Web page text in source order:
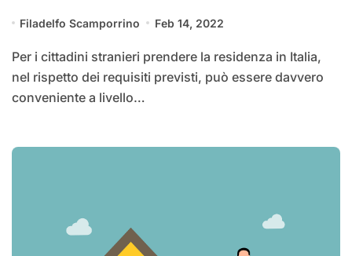
Filadelfo Scamporrino Feb 14, 2022
Per i cittadini stranieri prendere la residenza in Italia,
nel rispetto dei requisiti previsti, può essere davvero
conveniente a livello…